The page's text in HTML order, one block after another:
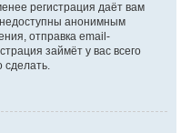
регистрация даёт вам
анонимным
отправка email-
займёт у вас всего
сделать.